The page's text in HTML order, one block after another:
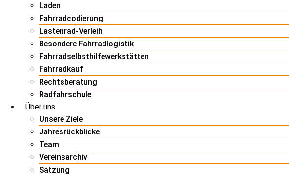
Laden
Fahrradcodierung
Lastenrad-Verleih
Besondere Fahrradlogistik
Fahrradselbsthilfewerkstätten
Fahrradkauf
Rechtsberatung
Radfahrschule
Über uns
Unsere Ziele
Jahresrückblicke
Team
Vereinsarchiv
Satzung